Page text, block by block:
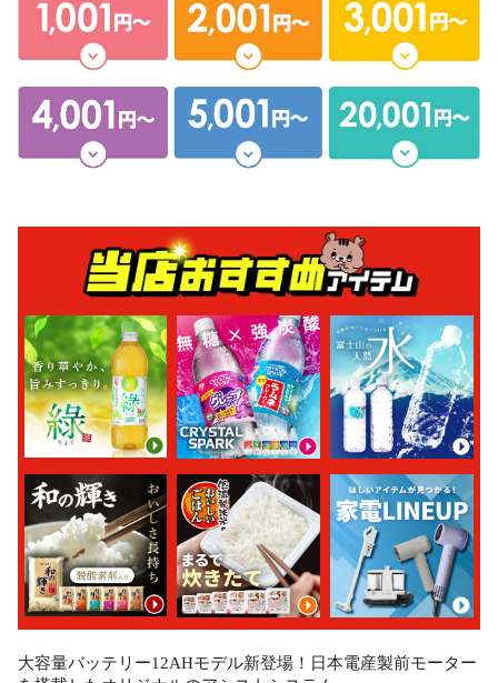
大容量バッテリー12AHモデル新登場！日本電産製前モーター